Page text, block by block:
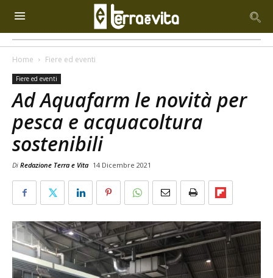
Home Fiere ed eventi
Fiere ed eventi
Ad Aquafarm le novità per
pesca e acquacoltura
sostenibili
Di Redazione Terra e Vita 14 Dicembre 2021